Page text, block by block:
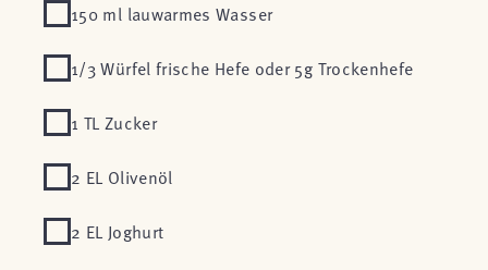
150 ml lauwarmes Wasser
1/3 Würfel frische Hefe oder 5g Trockenhefe
1 TL Zucker
2 EL Olivenöl
2 EL Joghurt